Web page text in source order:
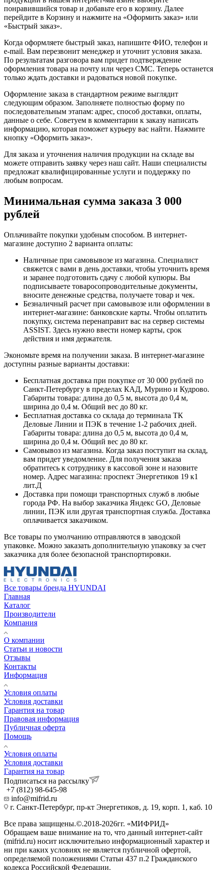
понравившийся товар и добавьте его в корзину. Далее
перейдите в Корзину и нажмите на «Оформить заказ» или
«Быстрый заказ».
Когда оформляете быстрый заказ, напишите ФИО, телефон и
e-mail. Вам перезвонит менеджер и уточнит условия заказа.
По результатам разговора вам придет подтверждение
оформления товара на почту или через СМС. Теперь останется
только ждать доставки и радоваться новой покупке.
Оформление заказа в стандартном режиме выглядит
следующим образом. Заполняете полностью форму по
последовательным этапам: адрес, способ доставки, оплаты,
данные о себе. Советуем в комментарии к заказу написать
информацию, которая поможет курьеру вас найти. Нажмите
кнопку «Оформить заказ».
Для заказа и уточнения наличия продукции на складе вы
можете отправить заявку через наш сайт. Наши специалисты
предложат квалифицированные услуги и поддержку по
любым вопросам.
Минимальная сумма заказа 3 000
рублей
Оплачивайте покупки удобным способом. В интернет-
магазине доступно 2 варианта оплаты:
Наличные при самовывозе из магазина. Специалист
свяжется с вами в день доставки, чтобы уточнить время
и заранее подготовить сдачу с любой купюры. Вы
подписываете товаросопроводительные документы,
вносите денежные средства, получаете товар и чек.
Безналичный расчет при самовывозе или оформлении в
интернет-магазине: банковские карты. Чтобы оплатить
покупку, система перенаправит вас на сервер системы
ASSIST. Здесь нужно ввести номер карты, срок
действия и имя держателя.
Экономьте время на получении заказа. В интернет-магазине
доступны разные варианты доставки:
Бесплатная доставка при покупке от 30 000 рублей по
Санкт-Петербургу в пределах КАД, Мурино и Кудрово.
Габариты товара: длина до 0,5 м, высота до 0,4 м,
ширина до 0,4 м. Общий вес до 80 кг.
Бесплатная доставка со склада до терминала ТК
Деловые Линии и ПЭК в течение 1-2 рабочих дней.
Габариты товара: длина до 0,5 м, высота до 0,4 м,
ширина до 0,4 м. Общий вес до 80 кг.
Самовывоз из магазина. Когда заказ поступит на склад,
вам придет уведомление. Для получения заказа
обратитесь к сотруднику в кассовой зоне и назовите
номер. Адрес магазина: проспект Энергетиков 19 к1
лит.Д
Доставка при помощи транспортных служб в любые
города РФ. На выбор заказчика Яндекс GO, Деловые
линии, ПЭК или другая транспортная служба. Доставка
оплачивается заказчиком.
Все товары по умолчанию отправляются в заводской
упаковке. Можно заказать дополнительную упаковку за счет
заказчика для более безопасной транспортировки.
Все товары бренда HYUNDAI
Главная
Каталог
Производители
Компания
О компании
Статьи и новости
Отзывы
Контакты
Информация
Условия оплаты
Условия доставки
Гарантия на товар
Правовая информация
Публичная оферта
Помощь
Условия оплаты
Условия доставки
Гарантия на товар
Подписаться на рассылку
+7 (812) 98-645-98
info@mifrid.ru
г. Санкт-Петербург, пр-кт Энергетиков, д. 19, корп. 1, каб. 10
Все права защищены.©.2018-2026гг. «МИФРИД»
Обращаем ваше внимание на то, что данный интернет-сайт
(mifrid.ru) носит исключительно информационный характер и
ни при каких условиях не является публичной офертой,
определяемой положениями Статьи 437 п.2 Гражданского
кодекса Российской Федерации.